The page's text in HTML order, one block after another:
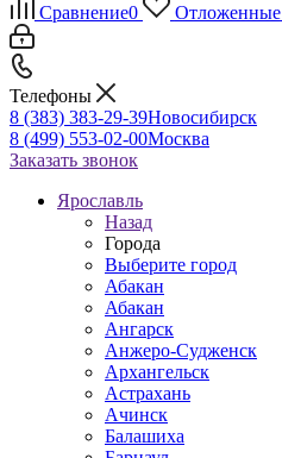
Сравнение0 Отложенные
Телефоны
8 (383) 383-29-39Новосибирск
8 (499) 553-02-00Москва
Заказать звонок
Ярославль
Назад
Города
Выберите город
Абакан
Абакан
Ангарск
Анжеро-Судженск
Архангельск
Астрахань
Ачинск
Балашиха